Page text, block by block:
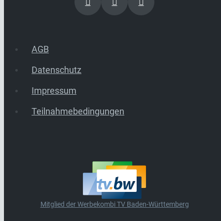
AGB
Datenschutz
Impressum
Teilnahmebedingungen
Mitglied der Werbekombi TV Baden-Württemberg